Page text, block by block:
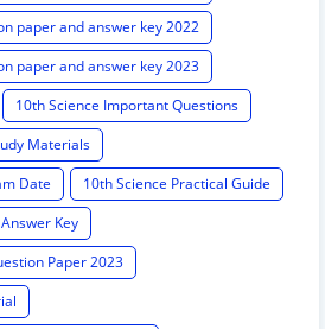
paper and answer key 2022
paper and answer key 2023
10th Science Important Questions
Materials
Date
10th Science Practical Guide
Key
Paper 2023